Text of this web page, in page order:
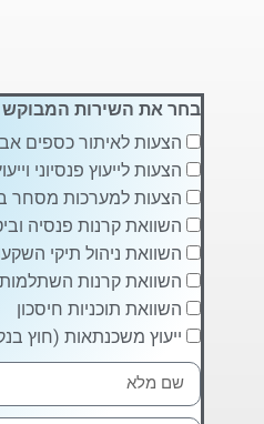
בחר את השירות המבוקש
הצעות לאיתור כספים
הצעות לייעוץ פנסיוני
הצעות למערכות מסחר
השוואת קרנות פנסיה
השוואת ניהול תיקי
השוואת קרנות השתלמות
השוואת תוכניות חיסכון
ייעוץ משכנתאות (חוץ